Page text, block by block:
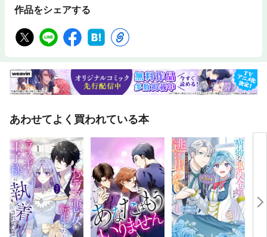
内での過ごし方●韓国の空港へ到着！★入国★お役立ち会話集2入国審査編
しもう！●交通事情★鉄道★バス★タクシー★ソウルの観光にはT-moneyが
便利！●韓国を遊び尽くす！★ソウル★釜山★慶州・安東★済州島★夜でも
リ・プルコギ・ピビンバ・冷麺・サムパッ・カンジャンケジャン・カルグ
クス・韓定食・トッポッキ・韓国伝統茶・餅●買い物を満喫する！・仁寺
洞・明洞・南大門市場・東大門市場・新世界・チャガルチ市場・国際市場
し・チムジルバン・アカスリ・足ツボ●韓国でスマホを使い倒そう！★意
FiがあればＳＮＳ、通話、メールもＯＫ！ ★国際電話の掛け方●トラブル
シューティング★盗難・紛失 ★お役立ち会話集３荷物が消えたとき編★
病気・けが★事件・事故 ●韓国で役立つ電子書籍第五章 惜しみつ
つ……帰国●韓国の空港で★一般的な出国の流れ★主な免税範囲●日本の空
港で★入国★日本に持ち込めないもの★体調管理に気を配りましょうおわ
りに
作品をシェアする
あわせてよく買われている本